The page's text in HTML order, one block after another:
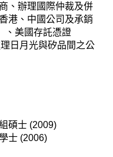
、辦理國際仲裁及併
港、中國公司及承銷
、美國存託憑證
日月光與矽品間之公
碩士 (2009)
士 (2006)